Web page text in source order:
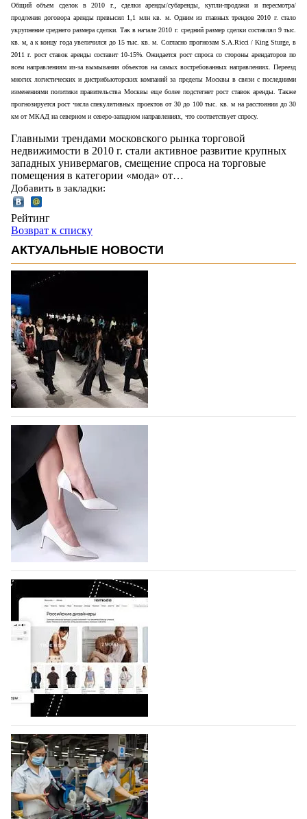
Общий объем сделок в 2010 г., сделки аренды/субаренды, купли-продажи и пересмотра/
продления договора аренды превысил 1,1 млн кв. м. Одним из главных трендов 2010 г. стало
укрупнение среднего размера сделки. Так в начале 2010 г. средний размер сделки составлял 9 тыс.
кв. м, а к концу года увеличился до 15 тыс. кв. м.
Согласно прогнозам S.A.Ricci / King Sturge, в
2011 г. рост ставок аренды составит 10-15%. Ожидается рост спроса со стороны арендаторов по
всем направлениям из-за вымывания объектов на самых востребованных направлениях. Переезд
многих логистических и дистрибьюторских компаний за пределы Москвы в связи с последними
изменениями политики правительства Москвы еще более подстегнет рост ставок аренды. Также
прогнозируется рост числа спекулятивных проектов от 30 до 100 тыс. кв. м на расстоянии до 30
км от МКАД на северном и северо-западном направлениях, что соответствует спросу.
Главными трендами московского рынка торговой
недвижимости в 2010 г. стали активное развитие крупных
западных универмагов, смещение спроса на торговые
помещения в категории «мода» от…
Добавить в закладки:
Рейтинг
Возврат к списку
АКТУАЛЬНЫЕ НОВОСТИ
На участие в Московской неделе моды
подано 1047 заявок
На участие в седьмой Московской неделе моды,
которая пройдет в российской столице с 26 сентября
по 1 октября, уже подано 1047 заявок. Примерно
половину из них (494) прислали дизайнеры,
коллекции которых не были представлены в…
07.08.2026 726
BALLINA представит свои новинки на Euro
Shoes
Компания BALLINA Guangzhou Lihuang Footwear
Co., Ltd., основанная в 2011 году и расположенная в
Гуанчжоу, столице моды Китая, является
профессиональной обувной компанией,
объединяющей разработку, производство и…
07.08.2026 591
На платформе Lamoda - новый раздел и
условия продвижения локальных
дизайнерских марок
Российский маркетплейс Lamoda решил обновить